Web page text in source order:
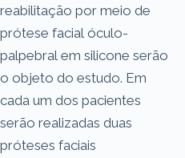
reabilitação por meio de
prótese facial óculo-
palpebral em silicone serão
o objeto do estudo. Em
cada um dos pacientes
serão realizadas duas
próteses faciais